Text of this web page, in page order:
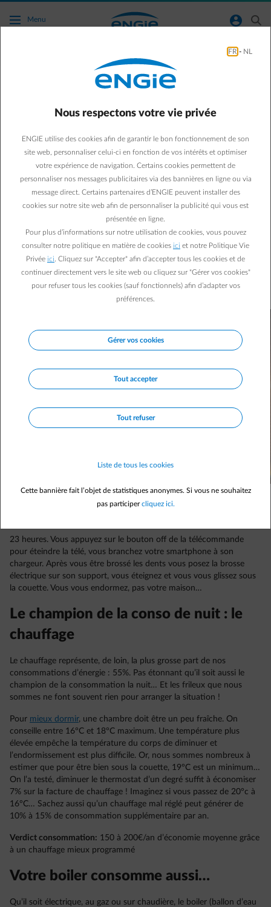
Accéder au contenu principal
Menu normal-account-circle search
Conseils énergie
Quand vous dormez, votre
maison, elle, ne dort pas…
On a souvent l’impression que la nuit, nos appareils
dorment aussi et, par conséquent, que notre maison ne
consomme rien ou pas grand-chose. On liste les «
énergivores de la nuit ».
23 heures. Vous appuyez sur le bouton off de la télécommande
pour éteindre la télé, vous branchez votre smartphone à son
chargeur. Après vous être brossé les dents vous posez la brosse
électrique sur son support, vous éteignez et vous vous glissez sous
la couette. Vous vous endormez, pas votre maison…
Le champion de la conso de nuit : le
chauffage
Le chauffage représente, de loin, la plus grosse part de nos
consommations d’énergie : 55%. Pas étonnant qu’il soit aussi le
champion de la consommation la nuit… Et les frileux que nous
sommes ne font souvent rien pour arranger la situation !
Pour mieux dormir, une chambre doit être un peu fraîche. On
conseille entre 16°C et 18°C maximum. Une température plus
élevée empêche la température du corps de diminuer et
l’endormissement est plus difficile. Or, nous sommes nombreux à
estimer que pour être bien sous la couette, 19°C est un minimum…
On l’a testé, diminuer le thermostat d’un degré suffit à économiser
7% sur la facture de chauffage ! Imaginez si vous passez de 20°c à
16°C… Sachez aussi qu’un chauffage mal réglé peut générer de
10% à 15% de consommation supplémentaire par an.
Verdict consommation: 150 à 200€/an d’économie moyenne grâce
à un chauffage mieux programmé
Votre boiler consomme aussi…
Qu’il soit électrique, au gaz ou sur chaudière, le boiler (ballon d’eau
FR - NL
Nous respectons votre vie privée
ENGIE utilise des cookies afin de garantir le bon fonctionnement de son
site web, personnaliser celui-ci en fonction de vos intérêts et optimiser
votre expérience de navigation. Certains cookies permettent de
personnaliser nos messages publicitaires via des bannières en ligne ou via
message direct. Certains partenaires d’ENGIE peuvent installer des
cookies sur notre site web afin de personnaliser la publicité qui vous est
présentée en ligne.
Pour plus d’informations sur notre utilisation de cookies, vous pouvez
consulter notre politique en matière de cookies ici et notre Politique Vie
Privée ici . Cliquez sur "Accepter" afin d’accepter tous les cookies et de
continuer directement vers le site web ou cliquez sur "Gérer vos cookies"
pour refuser tous les cookies (sauf fonctionnels) afin d’adapter vos
préférences.
Gérer vos cookies
Tout accepter
Tout refuser
Liste de tous les cookies
Cette bannière fait l’objet de statistiques anonymes. Si vous ne souhaitez
pas participercliquez ici.